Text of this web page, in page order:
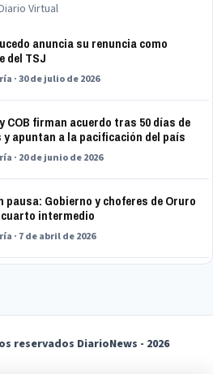
Virtual
anuncia su renuncia como
del TSJ
· 30 de julio de 2026
COB firman acuerdo tras 50 días de
apuntan a la pacificación del país
· 20 de junio de 2026
pausa: Gobierno y choferes de Oruro
intermedio
· 7 de abril de 2026
reservados DiarioNews - 2026